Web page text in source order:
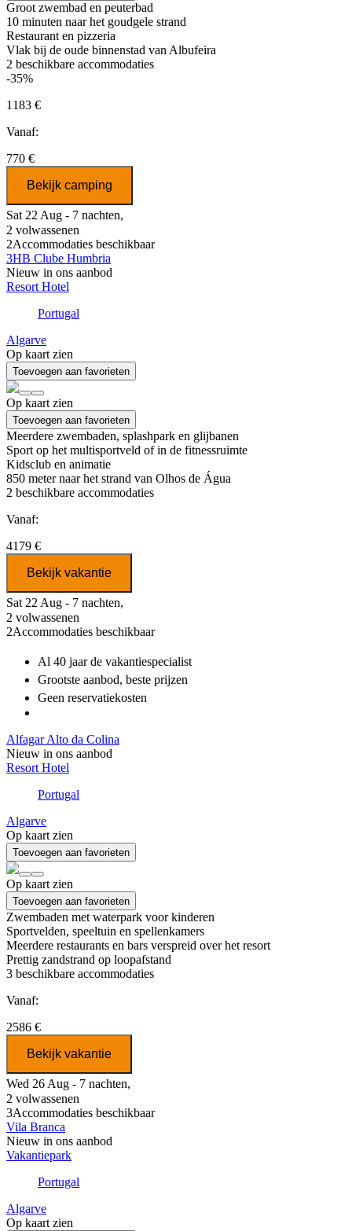
Groot zwembad en peuterbad
10 minuten naar het goudgele strand
Restaurant en pizzeria
Vlak bij de oude binnenstad van Albufeira
2 beschikbare accommodaties
-35%
1183 €
Vanaf:
770 €
Bekijk camping
Sat 22 Aug - 7 nachten,
2 volwassenen
2Accommodaties beschikbaar
3HB Clube Humbria
Nieuw in ons aanbod
Resort Hotel
Portugal
Algarve
Op kaart zien
Toevoegen aan favorieten
Op kaart zien
Toevoegen aan favorieten
Meerdere zwembaden, splashpark en glijbanen
Sport op het multisportveld of in de fitnessruimte
Kidsclub en animatie
850 meter naar het strand van Olhos de Água
2 beschikbare accommodaties
Vanaf:
4179 €
Bekijk vakantie
Sat 22 Aug - 7 nachten,
2 volwassenen
2Accommodaties beschikbaar
Al 40 jaarde vakantiespecialist
Grootste aanbod, beste prijzen
Geen reservatiekosten
Alfagar Alto da Colina
Nieuw in ons aanbod
Resort Hotel
Portugal
Algarve
Op kaart zien
Toevoegen aan favorieten
Op kaart zien
Toevoegen aan favorieten
Zwembaden met waterpark voor kinderen
Sportvelden, speeltuin en spellenkamers
Meerdere restaurants en bars verspreid over het resort
Prettig zandstrand op loopafstand
3 beschikbare accommodaties
Vanaf:
2586 €
Bekijk vakantie
Wed 26 Aug - 7 nachten,
2 volwassenen
3Accommodaties beschikbaar
Vila Branca
Nieuw in ons aanbod
Vakantiepark
Portugal
Algarve
Op kaart zien